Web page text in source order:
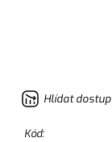
Hlídat
Kód: